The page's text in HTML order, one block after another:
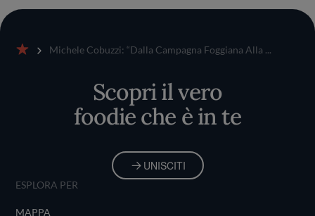
Michele Cobuzzi: “Dalla Campagna Foggiana Alla ...
Scopri il vero
foodie che è in te
UNISCITI
ESPLORA PER
MAPPA